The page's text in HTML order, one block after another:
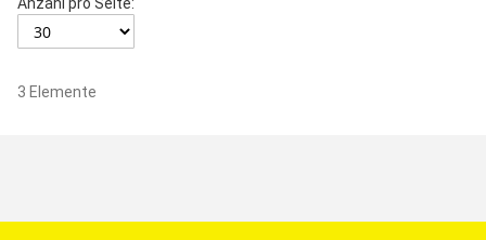
Anzahl pro Seite:
3 Elemente